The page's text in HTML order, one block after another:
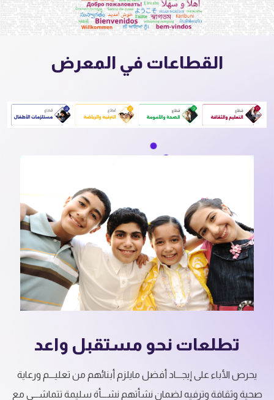
القطاعات في المعرض
تطلعات نحو مستقبل واعد
يحرص الأباء على إيجـــاد أفضل مايلزم أبنائهم من تعليـــم ورعاية
صحية وثقافة وترفيه لضمان نشأتهم نشـــأة سليمة تتماشـــى مع